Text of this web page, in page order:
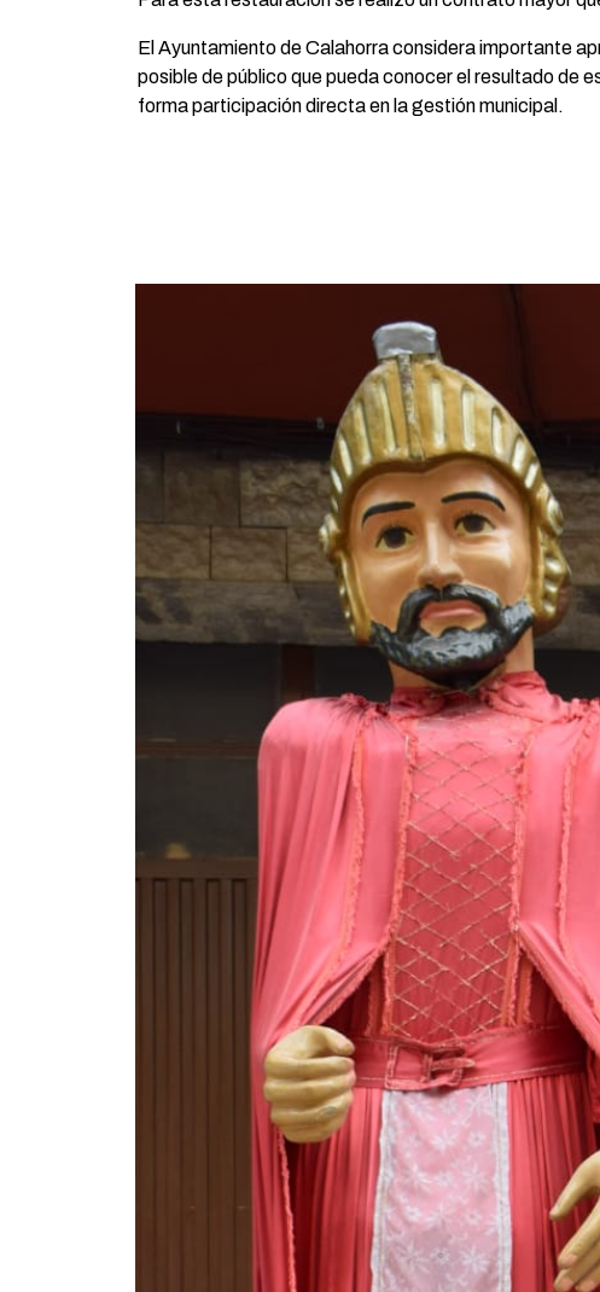
El Ayuntamiento de Calahorra considera importante
posible de público que pueda conocer el resultado de
forma participación directa en la gestión municipal.